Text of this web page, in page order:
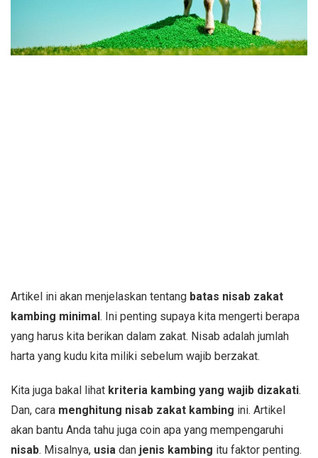
Artikel ini akan menjelaskan tentang batas nisab zakat
kambing minimal . Ini penting supaya kita mengerti berapa
yang harus kita berikan dalam zakat. Nisab adalah jumlah
harta yang kudu kita miliki sebelum wajib berzakat.
Kita juga bakal lihat kriteria kambing yang wajib dizakati.
Dan, cara menghitung nisab zakat kambing ini. Artikel
akan bantu Anda tahu juga coin apa yang mempengaruhi
nisab. Misalnya, usia dan jenis kambing itu faktor penting.